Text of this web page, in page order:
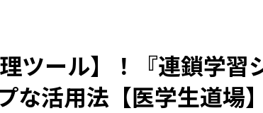
ツール】！『連鎖学習
な活用法【医学生道場